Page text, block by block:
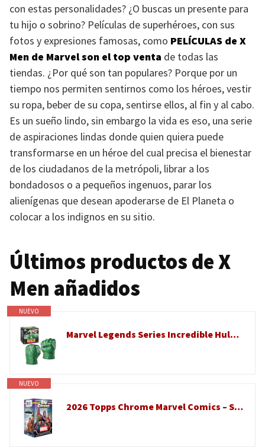
con estas personalidades? ¿O buscas un presente para
tu hijo o sobrino? Películas de superhéroes, con sus
fotos y expresiones famosas, como PELÍCULAS de X
Men de Marvel son el top venta de todas las
tiendas. ¿Por qué son tan populares? Porque por un
tiempo nos permiten sentirnos como los héroes, vestir
su ropa, beber de su copa, sentirse ellos, al fin y al cabo.
Es un sueño lindo, sin embargo la vida es eso, una serie
de aspiraciones lindas donde quien quiera puede
transformarse en un héroe del cual precisa el bienestar
de los ciudadanos de la metrópoli, librar a los
bondadosos o a pequeños ingenuos, parar los
alienígenas que desean apoderarse de El Planeta o
colocar a los indignos en su sitio.
Últimos productos de X
Men añadidos
NUEVO
Marvel Legends Series Incredible Hulk Premium - Puños de juego de rol con sonido Smash 'N Bash FX, coleccionables para adultos
NUEVO
2026 Topps Chrome Marvel Comics – Sellado de fábrica – Caja de valor